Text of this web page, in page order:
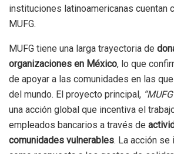
instituciones latinoamericanas cuentan
MUFG.
MUFG tiene una larga trayectoria de
organizaciones en México, lo que
de apoyar a las comunidades en las
del mundo. El proyecto principal,
una acción global que incentiva el
empleados bancarios a través de
comunidades vulnerables. La acción se